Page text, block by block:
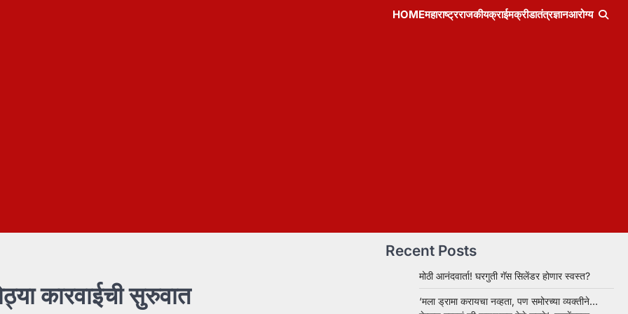
HOMEमहाराष्ट्रराजकीयक्राईमक्रीडातंत्रज्ञानआरोग्य
कारवाईची सुरुवात
Recent Posts
मोठी आनंदवार्ता! घरगुती गॅस सिलेंडर होणार स्वस्त?
‘मला ड्रामा करायचा नव्हता, पण समोरच्या व्यक्तीने…